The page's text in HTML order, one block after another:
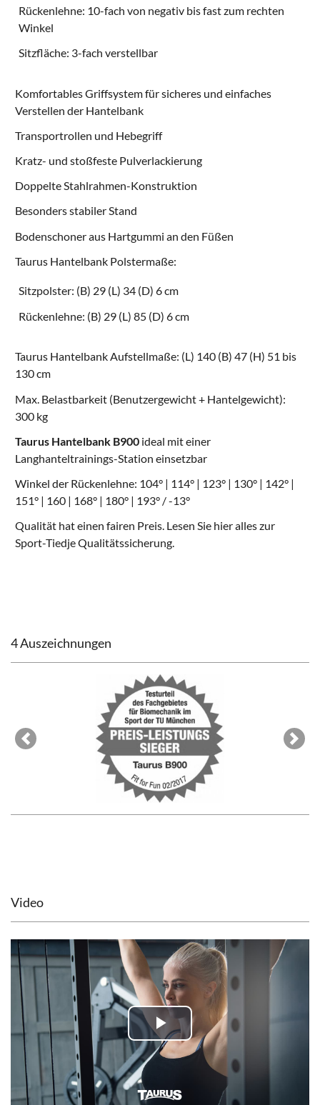
Rückenlehne: 10-fach von negativ bis fast zum rechten
Winkel
Sitzfläche: 3-fach verstellbar
Komfortables Griffsystem für sicheres und einfaches
Verstellen der Hantelbank
Transportrollen und Hebegriff
Kratz- und stoßfeste Pulverlackierung
Doppelte Stahlrahmen-Konstruktion
Besonders stabiler Stand
Bodenschoner aus Hartgummi an den Füßen
Taurus Hantelbank Polstermaße:
Sitzpolster: (B) 29 (L) 34 (D) 6 cm
Rückenlehne: (B) 29 (L) 85 (D) 6 cm
Taurus Hantelbank Aufstellmaße: (L) 140 (B) 47 (H) 51 bis
130 cm
Max. Belastbarkeit (Benutzergewicht + Hantelgewicht):
300 kg
Taurus Hantelbank B900ideal mit einer
Langhanteltrainings-Station einsetzbar
Winkel der Rückenlehne: 104° | 114° | 123° | 130° | 142° |
151° | 160 | 168° | 180° | 193° / -13°
Qualität hat einen fairen Preis. Lesen Sie hier alles zur
Sport-Tiedje Qualitätssicherung.
4 Auszeichnungen
Previous Next
Video
Play
Video